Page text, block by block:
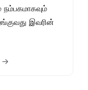
நம்பகமாகவும்
இவரின்
→